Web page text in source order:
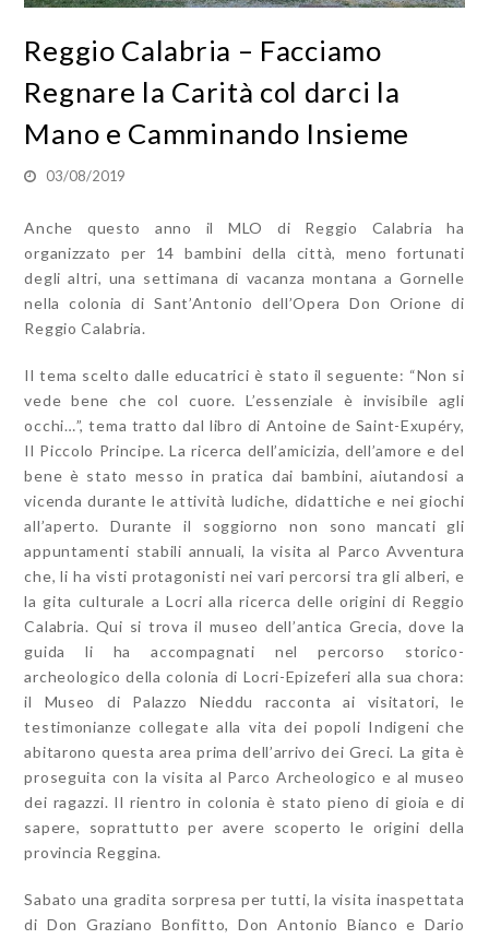
Reggio Calabria – Facciamo
Regnare la Carità col darci la
Mano e Camminando Insieme
03/08/2019
Anche questo anno il MLO di Reggio Calabria ha
organizzato per 14 bambini della città, meno fortunati
degli altri, una settimana di vacanza montana a Gornelle
nella colonia di Sant’Antonio dell’Opera Don Orione di
Reggio Calabria.
Il tema scelto dalle educatrici è stato il seguente: “Non si
vede bene che col cuore. L’essenziale è invisibile agli
occhi…”, tema tratto dal libro di Antoine de Saint-Exupéry,
Il Piccolo Principe. La ricerca dell’amicizia, dell’amore e del
bene è stato messo in pratica dai bambini, aiutandosi a
vicenda durante le attività ludiche, didattiche e nei giochi
all’aperto. Durante il soggiorno non sono mancati gli
appuntamenti stabili annuali, la visita al Parco Avventura
che, li ha visti protagonisti nei vari percorsi tra gli alberi, e
la gita culturale a Locri alla ricerca delle origini di Reggio
Calabria. Qui si trova il museo dell’antica Grecia, dove la
guida li ha accompagnati nel percorso storico-
archeologico della colonia di Locri-Epizeferi alla sua chora:
il Museo di Palazzo Nieddu racconta ai visitatori, le
testimonianze collegate alla vita dei popoli Indigeni che
abitarono questa area prima dell’arrivo dei Greci. La gita è
proseguita con la visita al Parco Archeologico e al museo
dei ragazzi. Il rientro in colonia è stato pieno di gioia e di
sapere, soprattutto per avere scoperto le origini della
provincia Reggina.
Sabato una gradita sorpresa per tutti, la visita inaspettata
di Don Graziano Bonfitto, Don Antonio Bianco e Dario